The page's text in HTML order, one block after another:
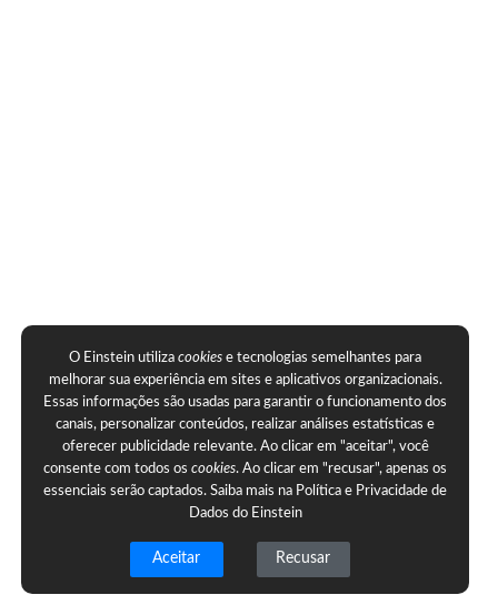
O Einstein utilizacookies e tecnologias semelhantes para
melhorar sua experiência em sites e aplicativos organizacionais.
Essas informações são usadas para garantir o funcionamento dos
canais, personalizar conteúdos, realizar análises estatísticas e
oferecer publicidade relevante. Ao clicar em "aceitar", você
consente com todos oscookies. Ao clicar em "recusar", apenas os
essenciais serão captados. Saiba mais na Política e Privacidade de
Dados do Einstein
Aceitar Recusar